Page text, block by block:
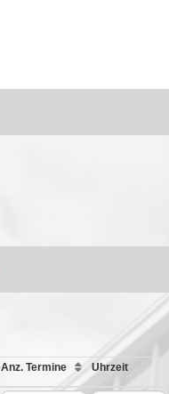
Anz. Termine Uhrzeit